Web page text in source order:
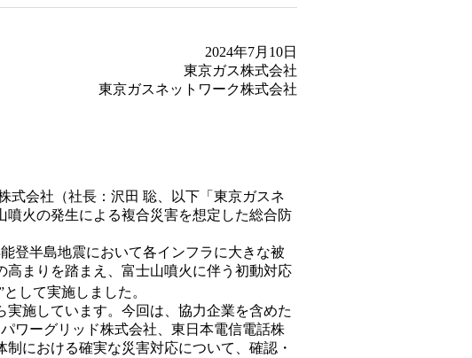
2024年7月10日
東京ガス株式会社
東京ガスネットワーク株式会社
会社（社長：沢田 聡、以下「東京ガスネ
火の発生による複合災害を想定した総合防
登半島地震において各インフラに大きな被
まりを踏まえ、富士山噴火に伴う初動対応
として実施しました。
施しています。今回は、協力企業を含めた
ワーグリッド株式会社、東日本電信電話株
における確実な災害対応について、確認・